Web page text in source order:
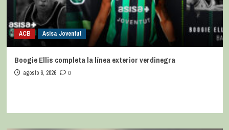
ACB Asisa Joventut
Boogie Ellis completa la línea exterior verdinegra
agosto 6, 2026 0